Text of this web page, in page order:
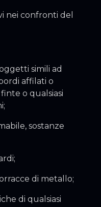
nei confronti del
simili ad
affilati o
o qualsiasi
sostanze
di metallo;
di qualsiasi